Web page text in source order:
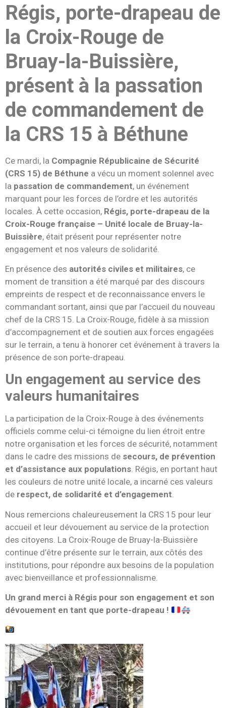
Régis, porte-drapeau de
la Croix-Rouge de
Bruay-la-Buissière,
présent à la passation
de commandement de
la CRS 15 à Béthune
Ce mardi, la Compagnie Républicaine de Sécurité
(CRS 15) de Béthune a vécu un moment solennel avec
la passation de commandement, un événement
marquant pour les forces de l’ordre et les autorités
locales. À cette occasion, Régis, porte-drapeau de la
Croix-Rouge française – Unité locale de Bruay-la-
Buissière, était présent pour représenter notre
engagement et nos valeurs de solidarité.
En présence des autorités civiles et militaires, ce
moment de transition a été marqué par des discours
empreints de respect et de reconnaissance envers le
commandant sortant, ainsi que par l’accueil du nouveau
chef de la CRS 15. La Croix-Rouge, fidèle à sa mission
d’accompagnement et de soutien aux forces engagées
sur le terrain, a tenu à honorer cet événement à travers la
présence de son porte-drapeau.
Un engagement au service des
valeurs humanitaires
La participation de la Croix-Rouge à des événements
officiels comme celui-ci témoigne du lien étroit entre
notre organisation et les forces de sécurité, notamment
dans le cadre des missions de secours, de prévention
et d’assistance aux populations. Régis, en portant haut
les couleurs de notre unité locale, a incarné ces valeurs
de respect, de solidarité et d’engagement.
Nous remercions chaleureusement la CRS 15 pour leur
accueil et leur dévouement au service de la protection
des citoyens. La Croix-Rouge de Bruay-la-Buissière
continue d’être présente sur le terrain, aux côtés des
institutions, pour répondre aux besoins de la population
avec bienveillance et professionnalisme.
Un grand merci à Régis pour son engagement et son
dévouement en tant que porte-drapeau !